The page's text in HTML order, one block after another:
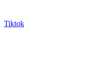
Tiktok